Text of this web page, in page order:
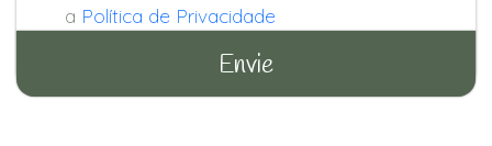
a Política de Privacidade